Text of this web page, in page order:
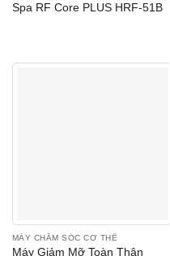
Spa RF Core PLUS HRF-51B
MÁY CHĂM SÓC CƠ THỂ
Máy Giảm Mỡ Toàn Thân